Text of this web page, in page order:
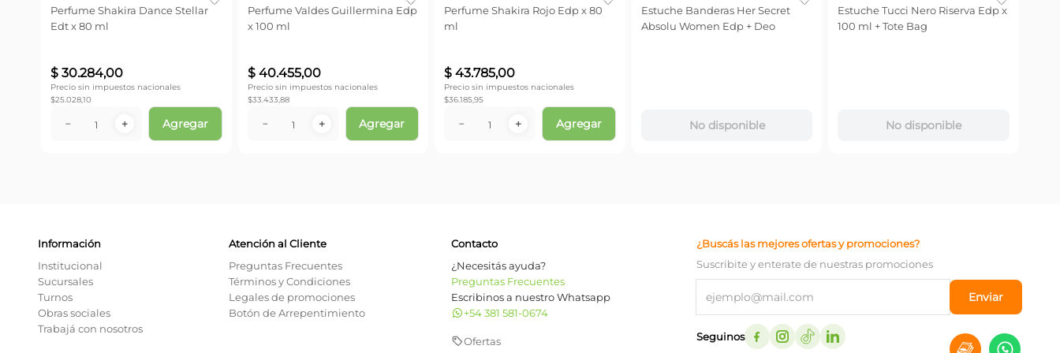
Perfume Shakira Dance Stellar
Edt x 80 ml
$ 30.284,00
Precio sin impuestos nacionales
$25.028,10
＋
－ Agregar
Perfume Valdes Guillermina Edp
x 100 ml
$ 40.455,00
Precio sin impuestos nacionales
$33.433,88
＋
－ Agregar
Perfume Shakira Rojo Edp x 80
ml
$ 43.785,00
Precio sin impuestos nacionales
$36.185,95
＋
－ Agregar
Estuche Banderas Her Secret
Absolu Women Edp + Deo
No disponible
Estuche Tucci Nero Riserva Edp x
100 ml + Tote Bag
No disponible
Información
Institucional
Sucursales
Turnos
Obras sociales
Trabajá con nosotros
Atención al Cliente
Preguntas Frecuentes
Términos y Condiciones
Legales de promociones
Botón de Arrepentimiento
Contacto
¿Necesitás ayuda?
Preguntas Frecuentes
Escribinos a nuestro Whatsapp
+54 381 581-0674
Ofertas
¿Buscás las mejores ofertas y promociones?
Suscribite y enterate de nuestras promociones
Enviar
Seguinos